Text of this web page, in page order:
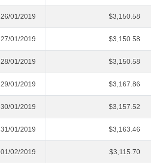
26/01/2019 $3,150.58
27/01/2019 $3,150.58
28/01/2019 $3,150.58
29/01/2019 $3,167.86
30/01/2019 $3,157.52
31/01/2019 $3,163.46
01/02/2019 $3,115.70